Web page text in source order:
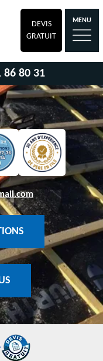
DEVIS
GRATUIT
MENU
86 80 31